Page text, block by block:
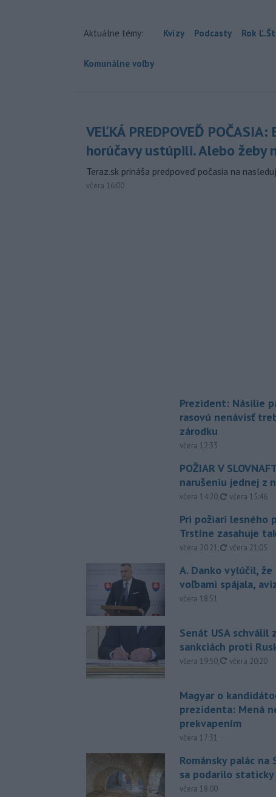
Aktuálne témy: Kvízy Podcasty Rok
Komunálne voľby
VEĽKÁ PREDPOVEĎ
horúčavy ustúpili. Alebo žeby
Teraz.sk prináša predpoveď počasia na
včera 16:00
Prezident: Násilie
rasovú nenávisť
zárodku
včera 12:33
POŽIAR V
narušeniu jednej z
včera 14:20, aktualizované
včera 15:46
Pri požiari lesného
Trstíne zasahuje
včera 20:21, aktualizované
včera 21:05
A. Danko vylúčil, že
voľbami spájala,
včera 18:51
Senát USA schválil
sankciách proti
včera 19:50, aktualizované
včera 20:20
Magyar o
prezidenta: Mená
prekvapením
včera 17:31
Románsky palác na
sa podarilo
včera 18:00